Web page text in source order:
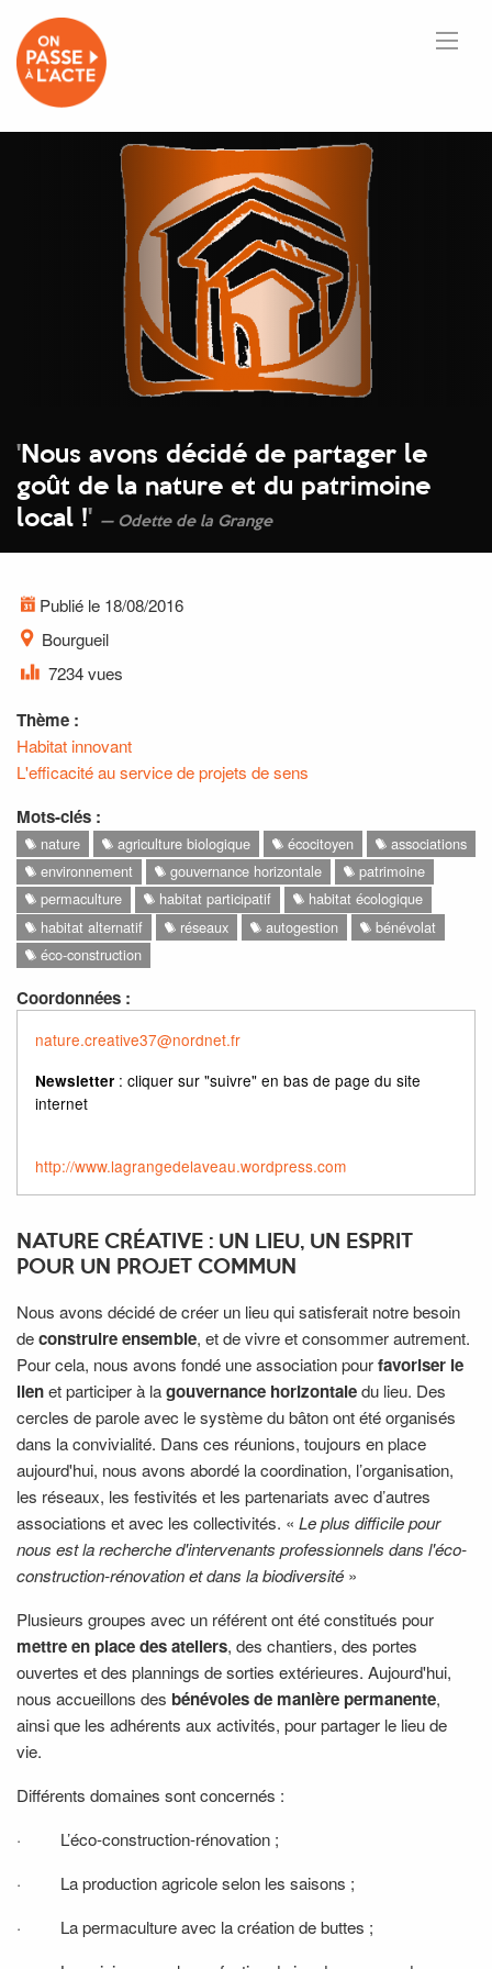
'Nous avons décidé de partager le
goût de la nature et du patrimoine
local !' Odette de la Grange
Publié le 18/08/2016
Bourgueil
7234 vues
Thème :
Habitat innovant
L'efficacité au service de projets de sens
Mots-clés :
nature agriculture biologique écocitoyen
associations
environnement
gouvernance horizontale
patrimoine
permaculture
habitat participatif
habitat écologique
habitat alternatif
réseaux autogestion
bénévolat
éco-construction
Coordonnées :
nature.creative37@nordnet.fr
Newsletter : cliquer sur "suivre" en bas de page du site
internet
http://www.lagrangedelaveau.wordpress.com
NATURE CRÉATIVE : UN LIEU, UN ESPRIT
POUR UN PROJET COMMUN
Nous avons décidé de créer un lieu qui satisferait notre besoin
deconstruire ensemble, et de vivre et consommer autrement.
Pour cela, nous avons fondé une association pourfavoriser le
lienet participer à lagouvernance horizontaledu lieu. Des
cercles de parole avec le système du bâton ont été organisés
dans la convivialité. Dans ces réunions, toujours en place
aujourd'hui, nous avons abordé la coordination, l’organisation,
les réseaux, les festivités et les partenariats avec d’autres
associations et avec les collectivités. « Le plus difficile pour
nous est la recherche d'intervenants professionnels dans l'éco-
construction-rénovation et dans la biodiversité »
Plusieurs groupes avec un référent ont été constitués pour
mettre en place des ateliers, des chantiers, des portes
ouvertes et des plannings de sorties extérieures. Aujourd'hui,
nous accueillons des bénévoles de manière permanente,
ainsi que les adhérents aux activités, pour partager le lieu de
vie.
Différents domaines sont concernés :
·
L’éco-construction-rénovation ;
·
La production agricole selon les saisons ;
·
La permaculture avec la création de buttes ;